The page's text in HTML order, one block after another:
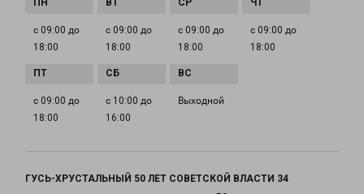
с 09:00 до
18:00
с 09:00 до
18:00
с 09:00 до
18:00
с 09:00 до
18:00
с 09:00 до
18:00
с 10:00 до
16:00
Выходной
ГУСЬ-ХРУСТАЛЬНЫЙ 50 ЛЕТ СОВЕТСКОЙ ВЛАСТИ 34